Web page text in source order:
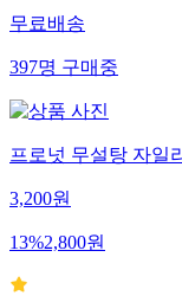
무료배송
397명 구매중
프로넛 무설탕 자일
3,200원
13%2,800원